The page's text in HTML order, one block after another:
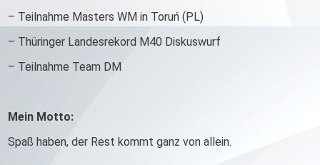
– Teilnahme Masters WM in Toruń (PL)
– Thüringer Landesrekord M40 Diskuswurf
– Teilnahme Team DM
Mein Motto:
Spaß haben, der Rest kommt ganz von allein.